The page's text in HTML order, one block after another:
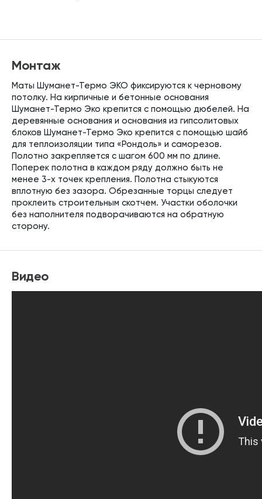
Монтаж
Маты Шуманет-Термо ЭКО фиксируются к черновому
потолку. На кирпичные и бетонные основания
Шуманет-Термо Эко крепится с помощью дюбелей. На
деревянные основания и основания из гипсолитовых
блоков Шуманет-Термо Эко крепится с помощью шайб
для теплоизоляции типа «Рондоль» и саморезов.
Полотно закрепляется с шагом 600 мм по длине.
Поперек полотна в каждом ряду должно быть не
менее 3-х точек крепления. Полотна стыкуются
вплотную без зазора. Обрезанные торцы следует
проклеить строительным скотчем. Участки оболочки
без наполнителя подворачиваются на обратную
сторону.
Видео